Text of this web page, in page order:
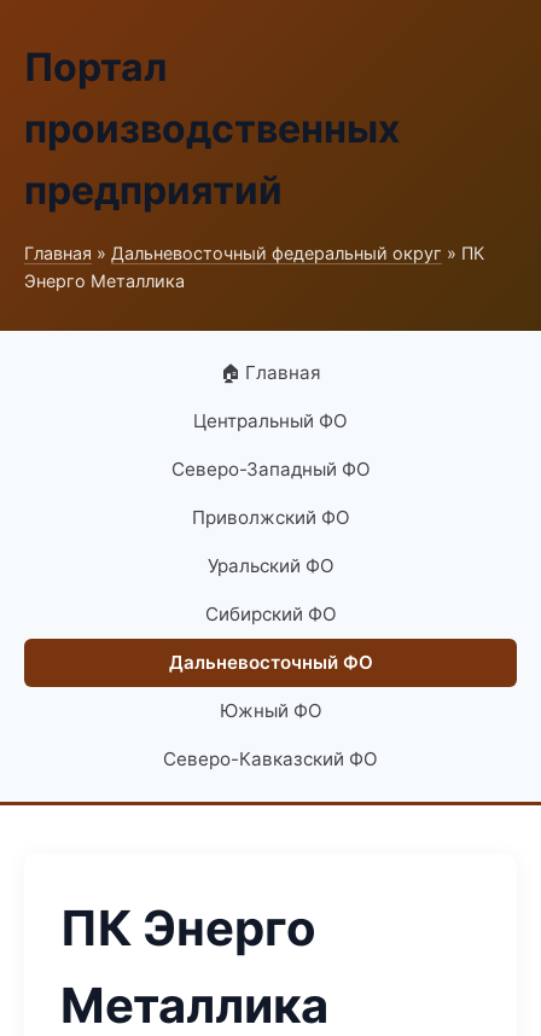
Портал
производственных
предприятий
Главная » Дальневосточный федеральный округ » ПК
Энерго Металлика
🏠 Главная
Центральный ФО
Северо-Западный ФО
Приволжский ФО
Уральский ФО
Сибирский ФО
Дальневосточный ФО
Южный ФО
Северо-Кавказский ФО
ПК Энерго
Металлика